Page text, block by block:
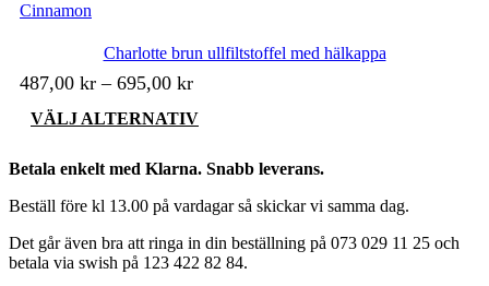
kan
Cinnamon
Charlotte brun ullfiltstoffel med hälkappa
487,00 kr – 695,00 kr
VÄLJ ALTERNATIV
har
varianter.
De
olika
alternativen
Betala enkelt med Klarna. Snabb leverans.
Beställ före kl 13.00 på vardagar så skickar vi samma dag.
Det går även bra att ringa in din beställning på 073 029 11 25 och
betala via swish på 123 422 82 84.